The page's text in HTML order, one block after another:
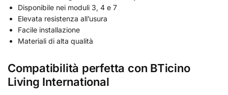
Disponibile nei moduli 3, 4 e 7
Elevata resistenza all’usura
Facile installazione
Materiali di alta qualità
Compatibilità perfetta con BTicino
Living International